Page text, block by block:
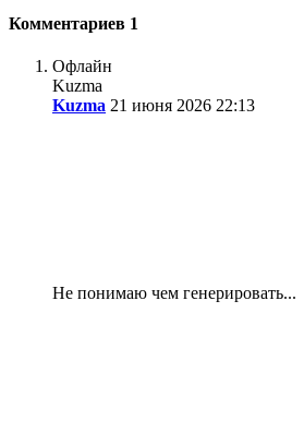
Комментариев 1
Офлайн
Kuzma
Kuzma 21 июня 2026 22:13
Не понимаю чем генерировать...